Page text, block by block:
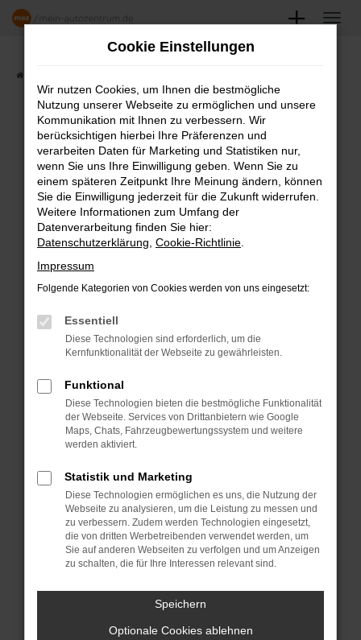
Zum
FAHRZEUGSHOWROOM
Fehler: Network Error
Beim Laden ist ein Fehler aufgetreten.
Hier sind ein paar Tipps, die dir helfen können:
Überprüfe deine Firewall und deine
Laden andere Webseiten, zum Beispiel
deine Suchmaschine?
Manche Erweiterungen, wie Werbeblocker,
können das Laden bestimmter Seiten
verhindern. Funktioniert die Seite in einem
anderen Browser oder in einem privaten
Starte dein Gerät neu.
Das kann manchmal helfen,
vorübergehende Probleme zu beheben.
Stelle sicher, dass dein Browser und dein
Betriebssystem auf dem neuesten Stand
sind.
Veraltete Software birgt nicht nur ein
Sicherheitsrisiko, sondern kann auch dazu
Cookie Einstellungen
Wir nutzen Cookies, um Ihnen die bestmögliche
Nutzung unserer Webseite zu ermöglichen und unsere
Kommunikation mit Ihnen zu verbessern. Wir
berücksichtigen hierbei Ihre Präferenzen und
verarbeiten Daten für Marketing und Statistiken nur,
wenn Sie uns Ihre Einwilligung geben. Wenn Sie zu
einem späteren Zeitpunkt Ihre Meinung ändern, können
Sie die Einwilligung jederzeit für die Zukunft widerrufen.
Weitere Informationen zum Umfang der
Datenverarbeitung finden Sie hier:
Datenschutzerklärung Cookie-Richtlinie
Impressum
Folgende Kategorien von Cookies werden von uns eingesetzt:
Essentiell
Diese Technologien sind erforderlich, um die
Kernfunktionalität der Webseite zu gewährleisten.
Funktional
Diese Technologien bieten die bestmögliche Funktionalität
der Webseite. Services von Drittanbietern wie Google
Maps, Chats, Fahrzeugbewertungssystem und weitere
werden aktiviert.
Statistik und Marketing
Diese Technologien ermöglichen es uns, die Nutzung der
Webseite zu analysieren, um die Leistung zu messen und
zu verbessern. Zudem werden Technologien eingesetzt,
die von dritten Werbetreibenden verwendet werden, um
Sie auf anderen Webseiten zu verfolgen und um Anzeigen
zu schalten, die für Ihre Interessen relevant sind.
Speichern
Optionale Cookies ablehnen